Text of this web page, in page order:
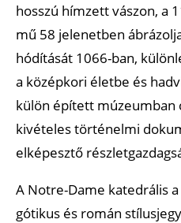
hosszú hímzett vászon, a
mű 58 jelenetben
hódítását 1066-ban,
a középkori életbe és
külön épített múzeumban
kivételes történelmi
elképesztő
A Notre-Dame katedrális
gótikus és román